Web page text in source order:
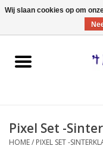
Home
spellen
Pixel Set -
HOME/ PIXEL SET -
Wij slaan cookies op om